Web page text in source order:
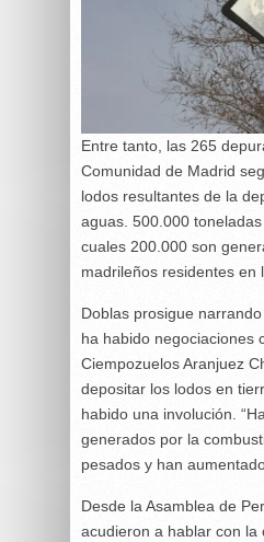
Entre tanto, las 265
Comunidad de Madrid
lodos resultantes de la
aguas. 500.000
cuales 200.000 son
madrileños residentes en
Doblas prosigue
ha habido negociaciones
Ciempozuelos Aranjuez
depositar los lodos en
habido una involución.
generados por la
pesados y han
Desde la Asamblea de
acudieron a hablar con la